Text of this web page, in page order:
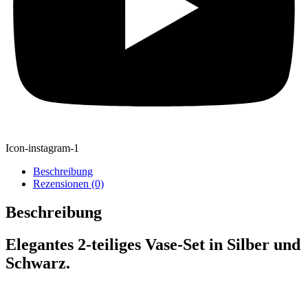
Icon-instagram-1
Beschreibung
Rezensionen (0)
Beschreibung
Elegantes 2-teiliges Vase-Set in Silber und
Schwarz.